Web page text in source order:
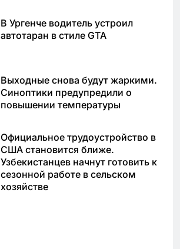
В Ургенче водитель устроил
автотаран в стиле GTA
Выходные снова будут жаркими.
Синоптики предупредили о
повышении температуры
Официальное трудоустройство в
США становится ближе.
Узбекистанцев начнут готовить к
сезонной работе в сельском
хозяйстве